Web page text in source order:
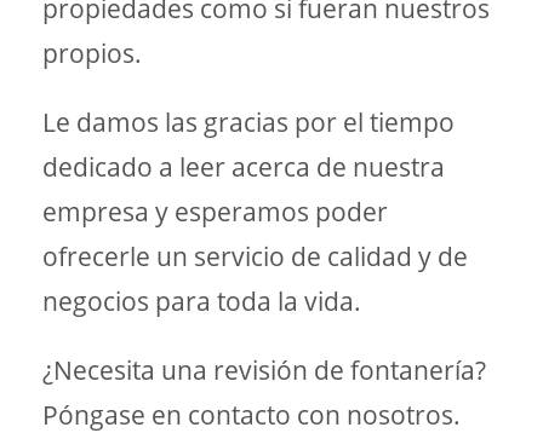
propiedades como si fueran nuestros
propios.
Le damos las gracias por el tiempo
dedicado a leer acerca de nuestra
empresa y esperamos poder
ofrecerle un servicio de calidad y de
negocios para toda la vida.
¿Necesita una revisión de fontanería?
Póngase en contacto con nosotros.